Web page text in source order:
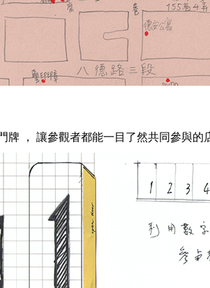
牌 ， 讓參觀者都能一目了然共同參與的